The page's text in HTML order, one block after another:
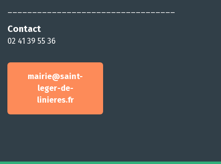
Contact
02 41 39 55 36
mairie@saint-
leger-de-
linieres.fr